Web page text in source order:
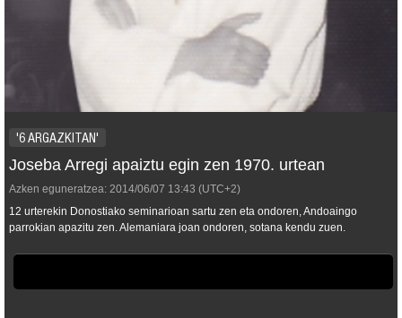
'6 ARGAZKITAN'
Joseba Arregi apaiztu egin zen 1970. urtean
Azken eguneratzea: 2014/06/07 13:43 (UTC+2)
12 urterekin Donostiako seminarioan sartu zen eta ondoren, Andoaingo
parrokian apazitu zen. Alemaniara joan ondoren, sotana kendu zuen.